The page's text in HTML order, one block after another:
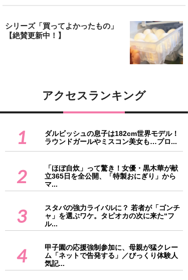
シリーズ「買ってよかったもの」
【絶賛更新中！】
アクセスランキング
1
ダルビッシュの息子は182cm世界モデル！
ラウンドガールやミスコン美女も…プロ...
2
「ほぼ自炊」って驚き！女優・黒木華が献
立365日を全公開、「特製おにぎり」から
マ...
3
スタバの強力ライバルに？ 若者が「ゴンチ
ャ」を選ぶワケ。タピオカの次に来た“フ
ル...
4
甲子園の応援強制参加に、母親が猛クレー
ム「ネットで告発する」／びっくり体験人
気記...